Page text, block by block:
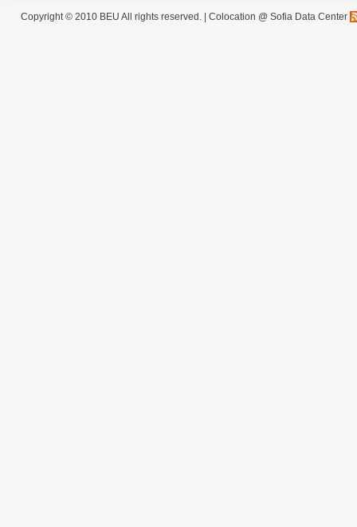
Copyright © 2010 BEU All rights reserved. | Colocation @ Sofia Data Center